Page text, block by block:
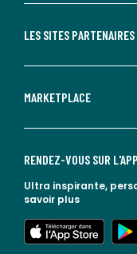
LES SITES PARTENAIRES
MARKETPLACE
RENDEZ-VOUS SUR L'APP
Ultra inspirante,
savoir plus
lien vers l'app store
lien vers google play